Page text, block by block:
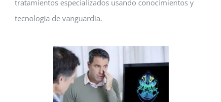
tratamientos especializados usando conocimientos y
tecnología de vanguardia.